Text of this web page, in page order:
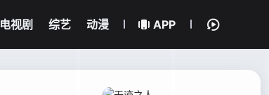
电视剧 综艺 动漫 APP